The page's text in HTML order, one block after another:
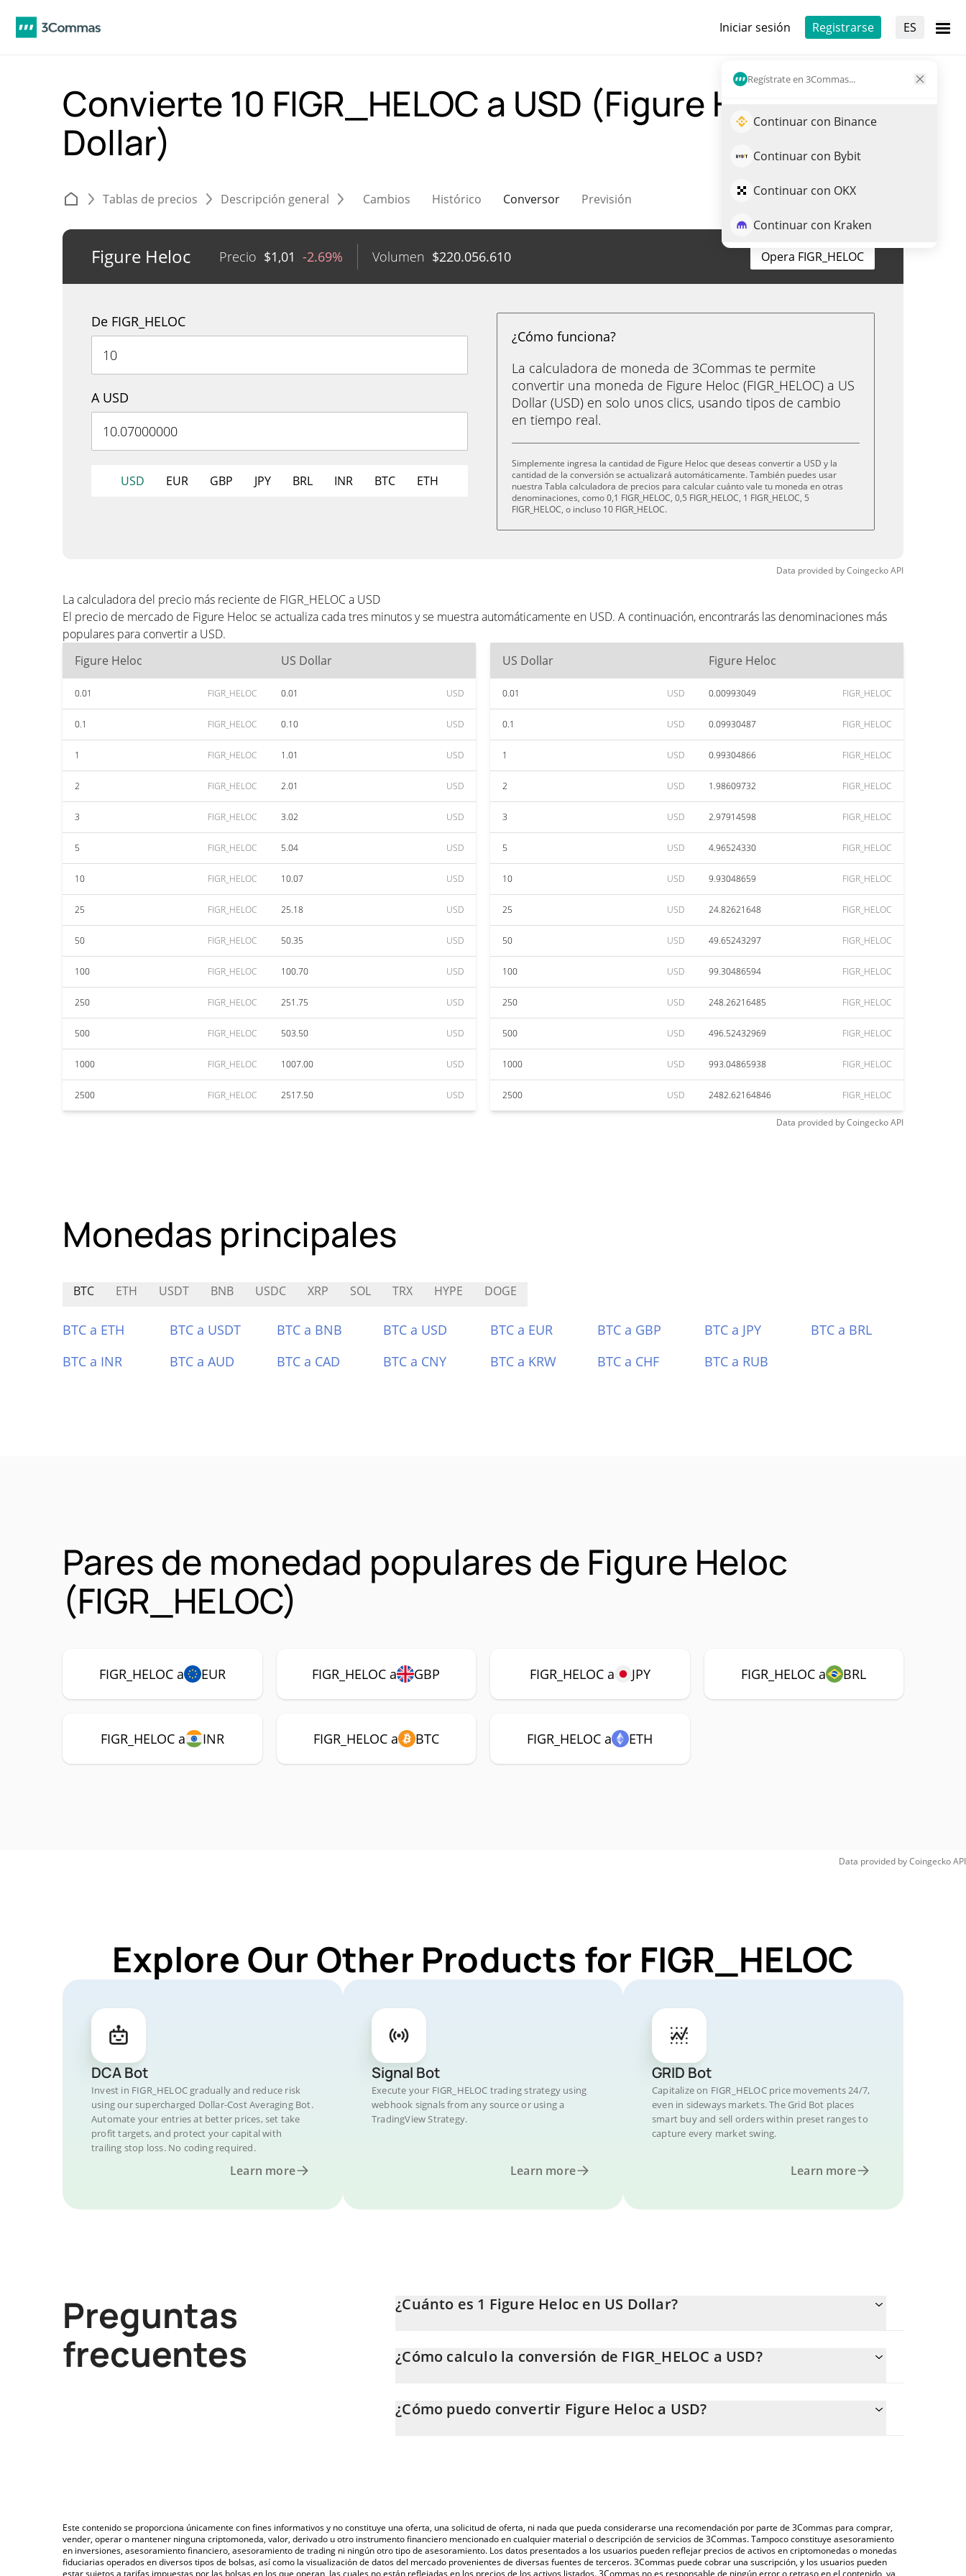
Iniciar sesión Registrarse ES
Regístrate en 3Commas...
Continuar con Binance
Continuar con Bybit
Continuar con OKX
Continuar con Kraken
Convierte 10 FIGR_HELOC a USD (Figure Heloc a US
Dollar)
Tablas de precios Descripción general Cambios Histórico Conversor Previsión
Figure Heloc Precio $1,01 -2.69% Volumen $220.056.610 Opera FIGR_HELOC
De FIGR_HELOC
A USD
USD EUR GBP JPY BRL INR BTC ETH
¿Cómo funciona?
La calculadora de moneda de 3Commas te permite
convertir una moneda de Figure Heloc (FIGR_HELOC) a US
Dollar (USD) en solo unos clics, usando tipos de cambio
en tiempo real.
Simplemente ingresa la cantidad de Figure Heloc que deseas convertir a USD y la
cantidad de la conversión se actualizará automáticamente. También puedes usar
nuestra Tabla calculadora de precios para calcular cuánto vale tu moneda en otras
denominaciones, como 0,1 FIGR_HELOC, 0,5 FIGR_HELOC, 1 FIGR_HELOC, 5
FIGR_HELOC, o incluso 10 FIGR_HELOC.
Data provided byCoingeckoAPI
La calculadora del precio más reciente de FIGR_HELOC a USD
El precio de mercado de Figure Heloc se actualiza cada tres minutos y se muestra automáticamente en USD. A continuación, encontrarás las denominaciones más
populares para convertir a USD.
Figure Heloc
US Dollar
0.01 FIGR_HELOC 0.01 USD
0.1 FIGR_HELOC 0.10 USD
1 FIGR_HELOC 1.01 USD
2 FIGR_HELOC 2.01 USD
3 FIGR_HELOC 3.02 USD
5 FIGR_HELOC 5.04 USD
10 FIGR_HELOC 10.07 USD
25 FIGR_HELOC 25.18 USD
50 FIGR_HELOC 50.35 USD
100 FIGR_HELOC 100.70 USD
250 FIGR_HELOC 251.75 USD
500 FIGR_HELOC 503.50 USD
1000 FIGR_HELOC 1007.00 USD
2500 FIGR_HELOC 2517.50 USD
US Dollar Figure Heloc
0.01 USD 0.00993049 FIGR_HELOC
0.1 USD 0.09930487 FIGR_HELOC
1 USD 0.99304866 FIGR_HELOC
2 USD 1.98609732 FIGR_HELOC
3 USD 2.97914598 FIGR_HELOC
5 USD 4.96524330 FIGR_HELOC
10 USD 9.93048659 FIGR_HELOC
25 USD 24.82621648 FIGR_HELOC
50 USD 49.65243297 FIGR_HELOC
100 USD 99.30486594 FIGR_HELOC
250 USD 248.26216485 FIGR_HELOC
500 USD 496.52432969 FIGR_HELOC
1000 USD 993.04865938 FIGR_HELOC
2500 USD 2482.62164846 FIGR_HELOC
Data provided byCoingeckoAPI
Monedas principales
BTC ETH USDT BNB USDC XRP SOL TRX HYPE DOGE
BTC a ETH BTC a USDT BTC a BNB BTC a USD BTC a EUR BTC a GBP BTC a JPY
BTC a BRL
BTC a INR
BTC a AUD BTC a CAD BTC a CNY BTC a KRW BTC a CHF BTC a RUB
Pares de monedad populares de Figure Heloc
(FIGR_HELOC)
FIGR_HELOC a EUR FIGR_HELOC a GBP FIGR_HELOC a JPY FIGR_HELOC a BRL
FIGR_HELOC a INR FIGR_HELOC a BTC FIGR_HELOC a ETH
Data provided byCoingeckoAPI
Explore Our Other Products for FIGR_HELOC
DCA Bot
Invest in FIGR_HELOC gradually and reduce risk
using our supercharged Dollar-Cost Averaging Bot.
Automate your entries at better prices, set take
profit targets, and protect your capital with
trailing stop loss. No coding required.
Learn more
Signal Bot
Execute your FIGR_HELOC trading strategy using
webhook signals from any source or using a
TradingView Strategy.
Learn more
GRID Bot
Capitalize on FIGR_HELOC price movements 24/7,
even in sideways markets. The Grid Bot places
smart buy and sell orders within preset ranges to
capture every market swing.
Learn more
Preguntas
frecuentes
¿Cuánto es 1 Figure Heloc en US Dollar?
En este momento, 1 Figure Heloc equivale a 1.007 USD.
¿Cómo calculo la conversión de FIGR_HELOC a USD?
FIGR_HELOC a USD. Solo necesitas ingresar la cantidad de Figure Heloc en el campo correspondiente, y
el valor se convertirá automáticamente a US Dollar (USD).
¿Cómo puedo convertir Figure Heloc a USD?
Este contenido se proporciona únicamente con fines informativos y no constituye una oferta, una solicitud de oferta, ni nada que pueda considerarse una recomendación por parte de 3Commas para comprar,
vender, operar o mantener ninguna criptomoneda, valor, derivado u otro instrumento financiero mencionado en cualquier material o descripción de servicios de 3Commas. Tampoco constituye asesoramiento
en inversiones, asesoramiento financiero, asesoramiento de trading ni ningún otro tipo de asesoramiento. Los datos presentados a los usuarios pueden reflejar precios de activos en criptomonedas o monedas
fiduciarias operados en diversos tipos de bolsas, así como la visualización de datos del mercado provenientes de diversas fuentes de terceros. 3Commas puede cobrar una suscripción, y los usuarios pueden
estar sujetos a tarifas impuestas por las bolsas en los que operan, las cuales no están reflejadas en los precios de los activos listados. 3Commas no es responsable de ningún error o retraso en el contenido, ya